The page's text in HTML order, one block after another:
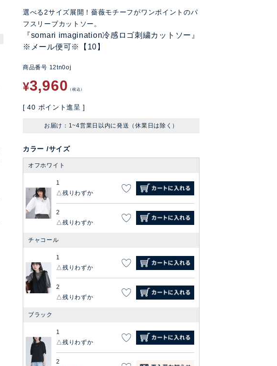
選べる2サイズ展開！薔薇モチーフがワンポイントのパ
フスリーブカットソー。
『somari imagination冷感ロゴ刺繍カットソー』
※メール便可※【10】
商品番号 12tn0oj
¥3,960 税込
[ 40 ポイント進呈 ]
お届け：1~4営業日以内に発送（休業日は除く）
カラー サイズ
オフホワイト
1
残りわずか
2
残りわずか
チャコール
1
残りわずか
2
残りわずか
ブラック
1
残りわずか
2